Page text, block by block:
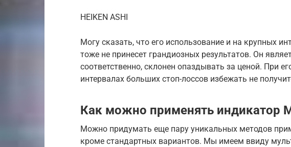
HEIKEN ASHI
Могу сказать, что его использование и на крупных
тоже не принесет грандиозных результатов. Он
соответственно, склонен опаздывать за ценой. При
интервалах больших стоп-лоссов избежать не
Как можно применять индикатор
Можно придумать еще пару уникальных методов
кроме стандартных вариантов. Мы имеем ввиду